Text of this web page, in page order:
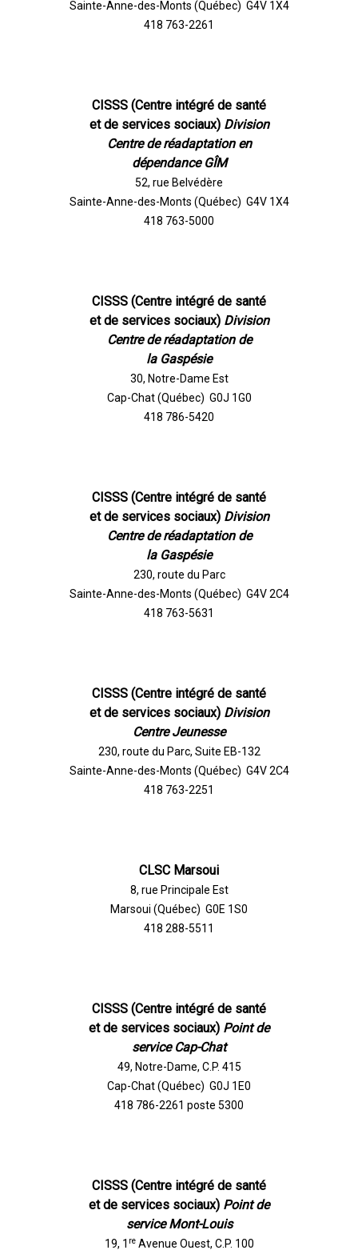
Sainte-Anne-des-Monts (Québec) G4V 1X4
418 763-2261
CISSS (Centre intégré de santé
et de services sociaux) Division
Centre de réadaptation en
dépendance GÎM
52, rue Belvédère
Sainte-Anne-des-Monts (Québec) G4V 1X4
418 763-5000
CISSS (Centre intégré de santé
et de services sociaux) Division
Centre de réadaptation de
la Gaspésie
30, Notre-Dame Est
Cap-Chat (Québec) G0J 1G0
418 786-5420
CISSS (Centre intégré de santé
et de services sociaux) Division
Centre de réadaptation de
la Gaspésie
230, route du Parc
Sainte-Anne-des-Monts (Québec) G4V 2C4
418 763-5631
CISSS (Centre intégré de santé
et de services sociaux) Division
Centre Jeunesse
230, route du Parc, Suite EB-132
Sainte-Anne-des-Monts (Québec) G4V 2C4
418 763-2251
CLSC Marsoui
8, rue Principale Est
Marsoui (Québec) G0E 1S0
418 288-5511
CISSS (Centre intégré de santé
et de services sociaux) Point de
service Cap-Chat
49, Notre-Dame, C.P. 415
Cap-Chat (Québec) G0J 1E0
418 786-2261 poste 5300
CISSS (Centre intégré de santé
et de services sociaux) Point de
service Mont-Louis
19, 1 reAvenue Ouest, C.P. 100